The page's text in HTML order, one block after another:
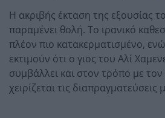
Η ακριβής έκταση της εξουσίας
παραμένει θολή. Το ιρανικό
πλέον πιο κατακερματισμένο,
εκτιμούν ότι ο γιος του Αλί
συμβάλλει και στον τρόπο με
χειρίζεται τις διαπραγματεύσεις